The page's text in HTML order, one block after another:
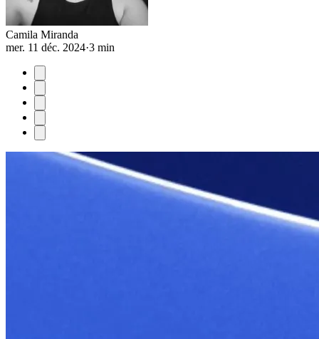
Camila Miranda
mer. 11 déc. 2024·3 min